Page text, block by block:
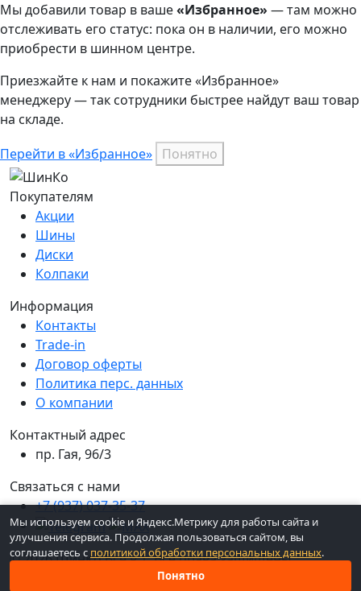
Мы добавили товар в ваше«Избранное» — там можно
отслеживать его статус: пока он в наличии, его можно
приобрести в шинном центре.
Приезжайте к нам и покажите «Избранное»
менеджеру — так сотрудники быстрее найдут ваш товар
на складе.
Перейти в «Избранное» Понятно
Покупателям
Акции
Шины
Диски
Колпаки
Информация
Контакты
Trade-in
Договор оферты
Политика перс. данных
О компании
Контактный адрес
пр. Гая, 96/3
Связаться с нами
+7 (937) 037-35-37
© 2026 ШинКо Всё в 1. Все права защищены.
Мы используем cookie и Яндекс.Метрику для работы сайта и
улучшения сервиса. Продолжая пользоваться сайтом, вы
соглашаетесь с политикой обработки персональных данных.
Понятно